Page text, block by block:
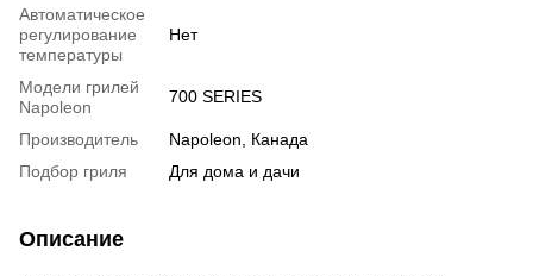
Автоматическое
регулирование
температуры
Нет
Модели грилей
Napoleon
700 SERIES
Производитель
Napoleon, Канада
Подбор гриля
Для дома и дачи
Описание